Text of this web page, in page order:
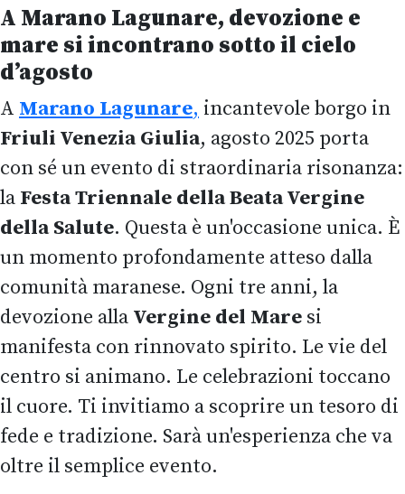
A Marano Lagunare, devozione e
mare si incontrano sotto il cielo
d’agosto
A Marano Lagunare, incantevole borgo in
Friuli Venezia Giulia, agosto 2025 porta
con sé un evento di straordinaria risonanza:
la Festa Triennale della Beata Vergine
della Salute. Questa è un'occasione unica. È
un momento profondamente atteso dalla
comunità maranese. Ogni tre anni, la
devozione alla Vergine del Mare si
manifesta con rinnovato spirito. Le vie del
centro si animano. Le celebrazioni toccano
il cuore. Ti invitiamo a scoprire un tesoro di
fede e tradizione. Sarà un'esperienza che va
oltre il semplice evento.